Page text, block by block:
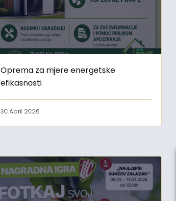
Oprema za mjere energetske
efikasnosti
30 April 2026